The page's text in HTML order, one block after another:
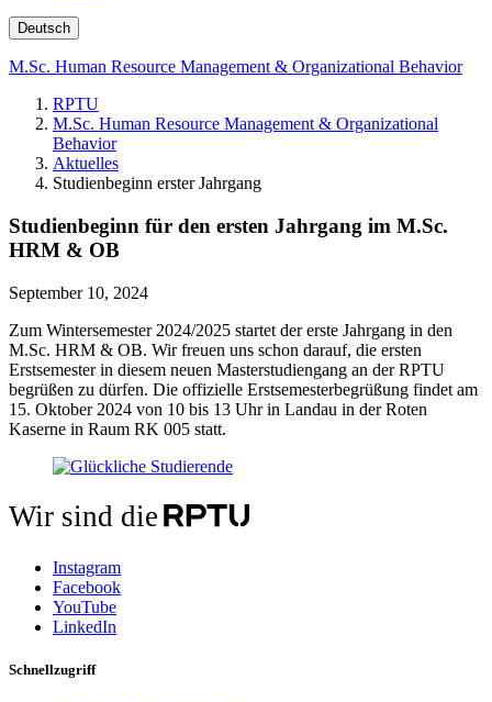
Deutsch
M.Sc. Human Resource Management & Organizational Behavior
RPTU
M.Sc. Human Resource Management & Organizational
Behavior
Aktuelles
Studienbeginn erster Jahrgang
Studienbeginn für den ersten Jahrgang im M.Sc.
HRM & OB
September 10, 2024
Zum Wintersemester 2024/2025 startet der erste Jahrgang in den
M.Sc. HRM & OB. Wir freuen uns schon darauf, die ersten
Erstsemester in diesem neuen Masterstudiengang an der RPTU
begrüßen zu dürfen. Die offizielle Erstsemesterbegrüßung findet am
15. Oktober 2024 von 10 bis 13 Uhr in Landau in der Roten
Kaserne in Raum RK 005 statt.
Wir sind die
Instagram
Facebook
YouTube
LinkedIn
Schnellzugriff